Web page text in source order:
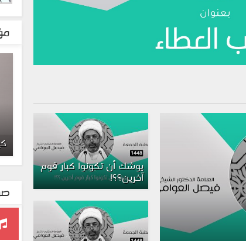
يوشك أن تكونوا كبار قوم
آخرين؟؟!